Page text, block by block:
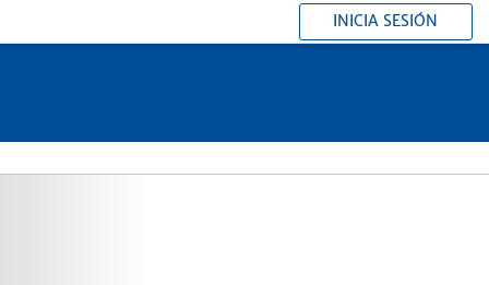
INICIA SESIÓN